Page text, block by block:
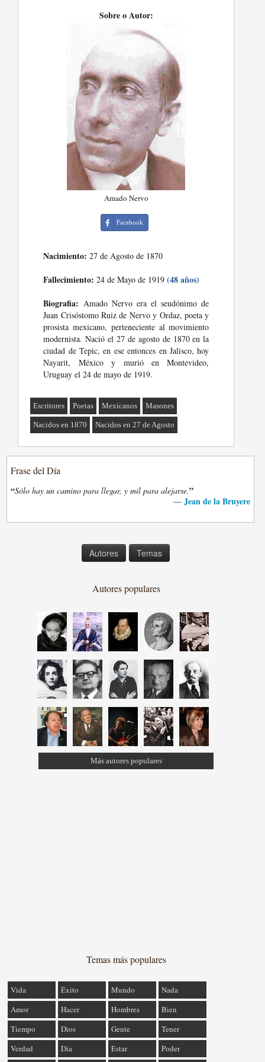
Sobre o Autor:
Amado Nervo
Facebook
Nacimiento: 27 de Agosto de 1870
Fallecimiento: 24 de Mayo de 1919(48 años)
Biografia: Amado Nervo era el seudónimo de
Juan Crisóstomo Ruiz de Nervo y Ordaz, poeta y
prosista mexicano, perteneciente al movimiento
modernista. Nació el 27 de agosto de 1870 en la
ciudad de Tepic, en ese entonces en Jalisco, hoy
Nayarit, México y murió en Montevideo,
Uruguay el 24 de mayo de 1919.
Escritores Poetas Mexicanos Masones
Nacidos en 1870 Nacidos en 27 de Agosto
Frase del Día
“Sólo hay un camino para llegar, y mil para alejarse.”
— Jean de la Bruyere
Autores Temas
Autores populares
Más autores populares
Temas más populares
Vida Éxito Mundo
Nada
Amor
Hacer Hombres
Bien
Tiempo
Dios Gente
Tener
Verdad
Día Estar Poder